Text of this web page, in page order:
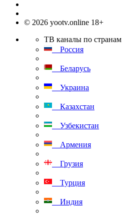
© 2026 yootv.online 18+
ТВ каналы по странам
Россия
Беларусь
Украина
Казахстан
Узбекистан
Армения
Грузия
Турция
Индия